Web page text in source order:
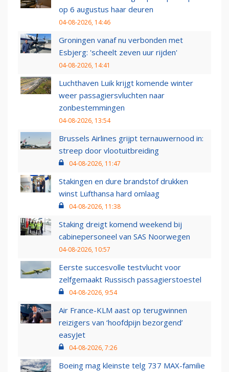
op 6 augustus haar deuren
04-08-2026, 14:46
Groningen vanaf nu verbonden met
Esbjerg: 'scheelt zeven uur rijden'
04-08-2026, 14:41
Luchthaven Luik krijgt komende winter
weer passagiersvluchten naar
zonbestemmingen
04-08-2026, 13:54
Brussels Airlines grijpt ternauwernood in:
streep door vlootuitbreiding
04-08-2026, 11:47
Stakingen en dure brandstof drukken
winst Lufthansa hard omlaag
04-08-2026, 11:38
Staking dreigt komend weekend bij
cabinepersoneel van SAS Noorwegen
04-08-2026, 10:57
Eerste succesvolle testvlucht voor
zelfgemaakt Russisch passagierstoestel
04-08-2026, 9:54
Air France-KLM aast op terugwinnen
reizigers van ‘hoofdpijn bezorgend’
easyJet
04-08-2026, 7:26
Boeing mag kleinste telg 737 MAX-familie